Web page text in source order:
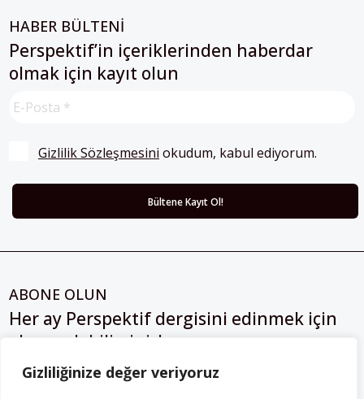
Gizliliğinize değer veriyoruz
HABER BÜLTENİ
Perspektif’in içeriklerinden haberdar
olmak için kayıt olun
Gizlilik Sözleşmesini okudum, kabul ediyorum.
ABONE OLUN
Her ay Perspektif dergisini edinmek için
abone olabilirsiniz!
Abonelik